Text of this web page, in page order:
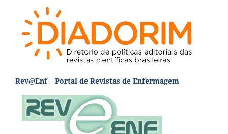
Rev@Enf – Portal de Revistas de Enfermagem